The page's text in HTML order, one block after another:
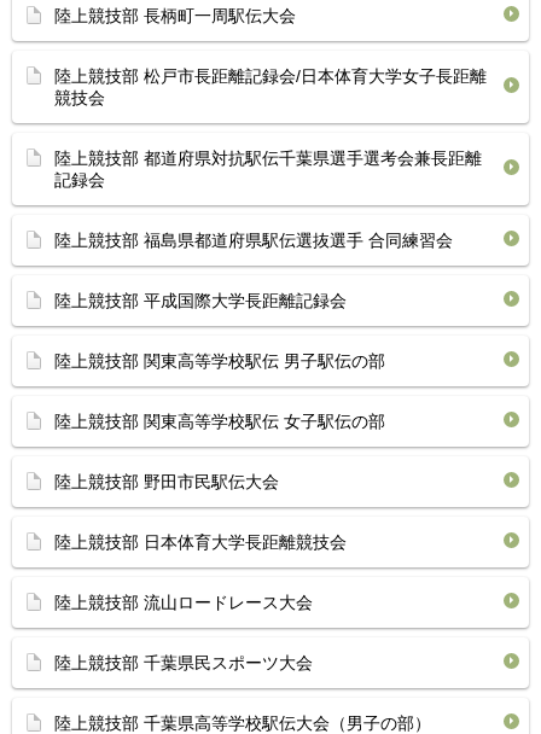
陸上競技部 長柄町一周駅伝大会
陸上競技部 松戸市長距離記録会/日本体育大学女子長距離
競技会
陸上競技部 都道府県対抗駅伝千葉県選手選考会兼長距離
記録会
陸上競技部 福島県都道府県駅伝選抜選手 合同練習会
陸上競技部 平成国際大学長距離記録会
陸上競技部 関東高等学校駅伝 男子駅伝の部
陸上競技部 関東高等学校駅伝 女子駅伝の部
陸上競技部 野田市民駅伝大会
陸上競技部 日本体育大学長距離競技会
陸上競技部 流山ロードレース大会
陸上競技部 千葉県民スポーツ大会
陸上競技部 千葉県高等学校駅伝大会（男子の部）